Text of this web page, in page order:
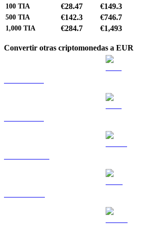
100 TIA €28.47 €149.3
500 TIA €142.3 €746.7
1,000 TIA €284.7 €1,493
Convertir otras criptomonedas a EUR